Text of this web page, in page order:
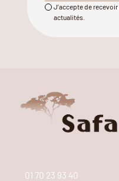
J’accepte de
actualités.
01 70 23 93 40